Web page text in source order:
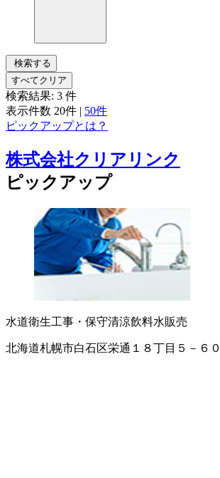
検索する
すべてクリア
検索結果: 3 件
表示件数 20件 | 50件
ピックアップとは？
株式会社クリアリンク
ピックアップ
水道衛生工事・保守清涼飲料水販売
北海道札幌市白石区栄通１８丁目５－６０